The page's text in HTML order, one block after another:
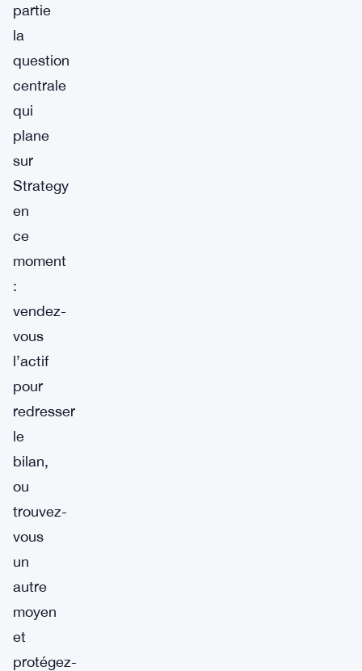
partie
la
question
centrale
qui
plane
sur
Strategy
en
ce
moment
:
vendez-
vous
l’actif
pour
redresser
le
bilan,
ou
trouvez-
vous
un
autre
moyen
et
protégez-